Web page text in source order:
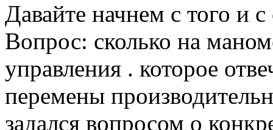
Давайте начнем с того и
Вопрос: сколько на
управления . которое
перемены
задался вопросом о